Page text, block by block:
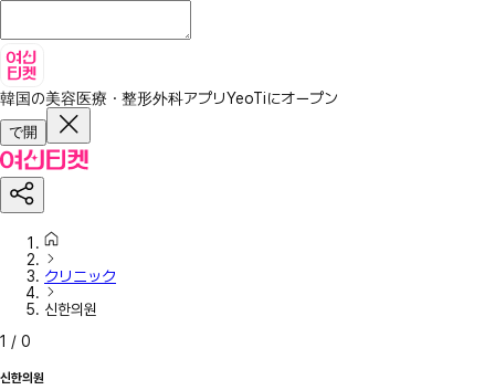
韓国の美容医療・整形外科アプリYeoTiにオープン
で開
クリニック
신한의원
1 / 0
신한의원